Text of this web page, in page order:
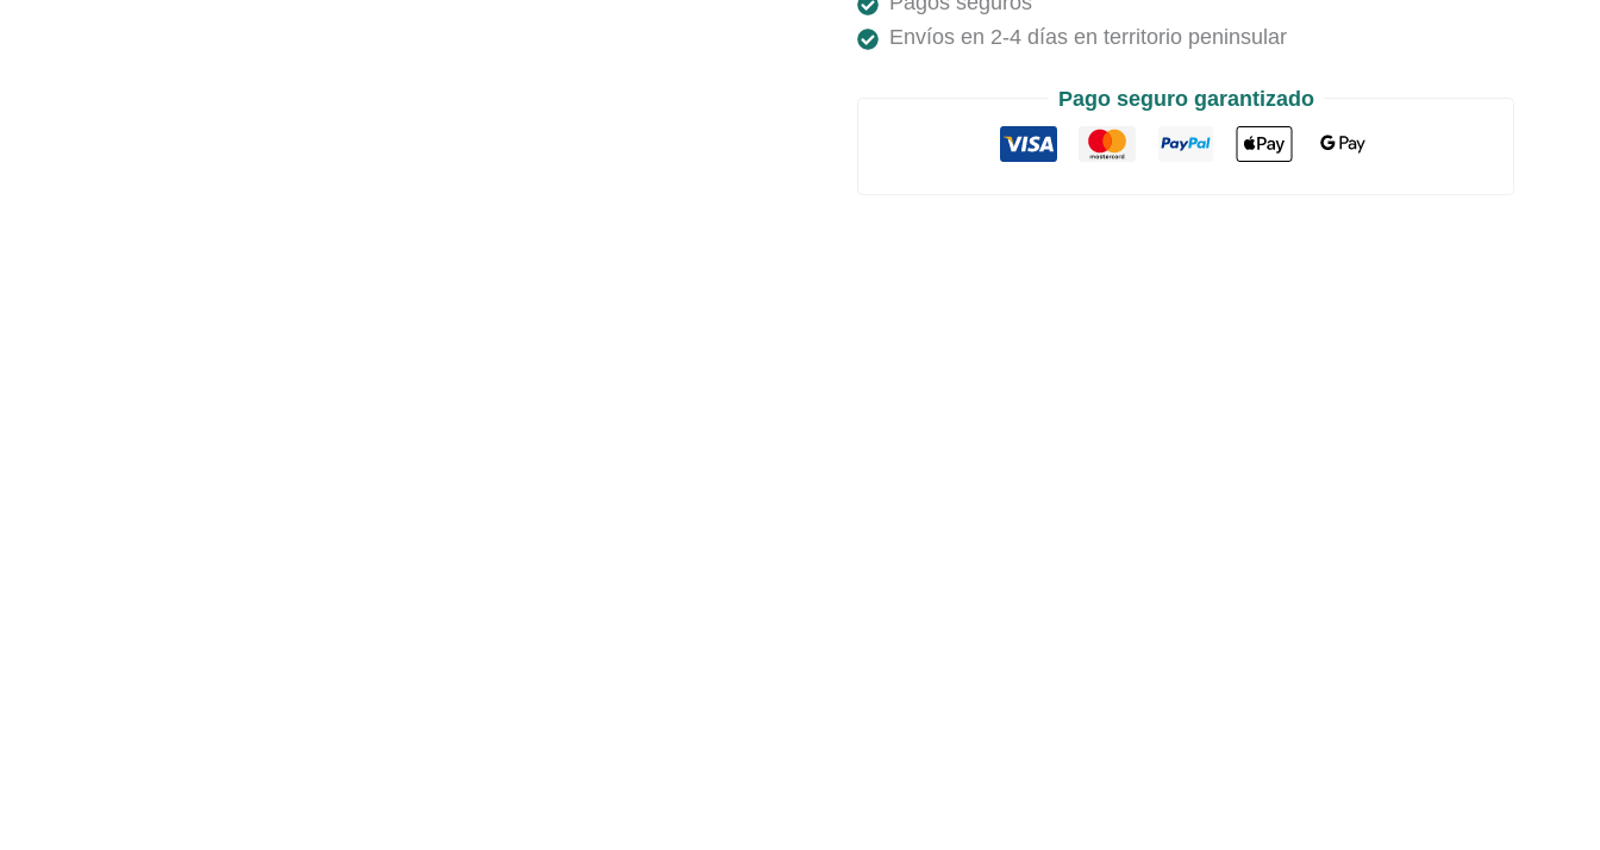
Envíos en 2-4 días en territorio peninsular
Pago seguro garantizado